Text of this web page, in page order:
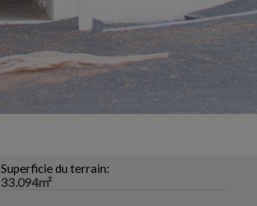
Superficie du terrain:
33.094m²